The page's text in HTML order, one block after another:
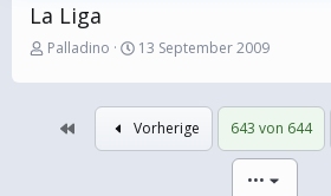
La Liga
E
s
Palladino
E
s
t
e
l
13 September 2009
Vorherige 643 von 644
•••